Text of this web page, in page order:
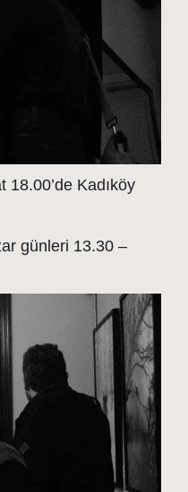
18.00’de Kadıköy
günleri 13.30 –